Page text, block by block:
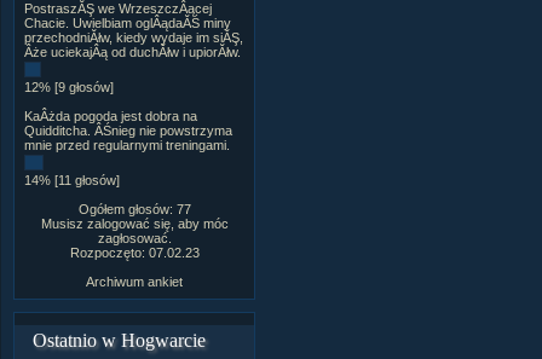
PostraszĂŞ we WrzeszczÂącej
Chacie. Uwielbiam oglÂądaĂŚ miny
przechodniĂłw, kiedy wydaje im siĂŞ,
Âże uciekajÂą od duchĂłw i upiorĂłw.
12% [9 głosów]
KaÂżda pogoda jest dobra na
Quidditcha. ÂŚnieg nie powstrzyma
mnie przed regularnymi treningami.
14% [11 głosów]
Ogółem głosów: 77
Musisz zalogować się, aby móc
zagłosować.
Rozpoczęto: 07.02.23
Archiwum ankiet
Ostatnio w Hogwarcie